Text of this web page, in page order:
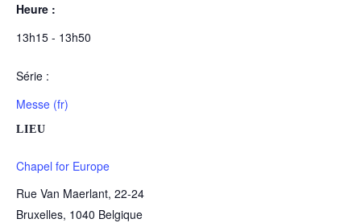
Heure :
13h15 - 13h50
Série :
Messe (fr)
LIEU
Chapel for Europe
Rue Van Maerlant, 22-24
Bruxelles, 1040 Belgique